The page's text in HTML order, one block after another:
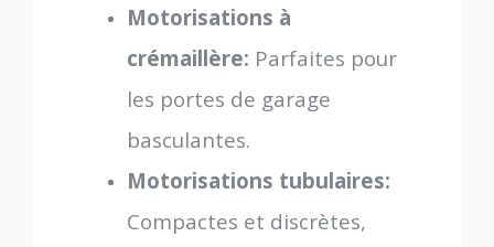
Motorisations à
crémaillère: Parfaites pour
les portes de garage
basculantes.
Motorisations tubulaires:
Compactes et discrètes,